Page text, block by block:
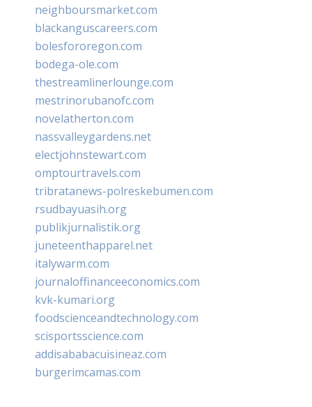
neighboursmarket.com
blackanguscareers.com
bolesfororegon.com
bodega-ole.com
thestreamlinerlounge.com
mestrinorubanofc.com
novelatherton.com
nassvalleygardens.net
electjohnstewart.com
omptourtravels.com
tribratanews-polreskebumen.com
rsudbayuasih.org
publikjurnalistik.org
juneteenthapparel.net
italywarm.com
journaloffinanceeconomics.com
kvk-kumari.org
foodscienceandtechnology.com
scisportsscience.com
addisababacuisineaz.com
burgerimcamas.com